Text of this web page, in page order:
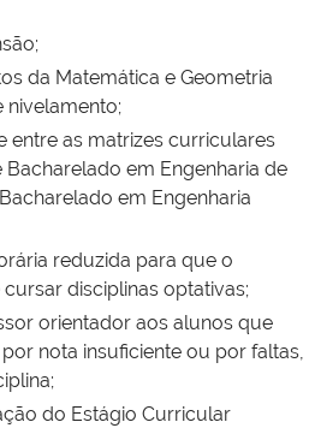
da Matemática e Geometria
nivelamento;
entre as matrizes curriculares
em Engenharia de
em Engenharia
reduzida para que o
disciplinas optativas;
orientador aos alunos que
nota insuficiente ou por faltas,
do Estágio Curricular